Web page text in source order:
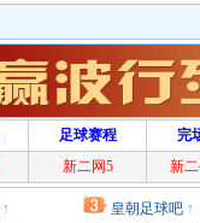
足球赛程
完
新二网5 新
↑
皇朝足球吧 ↑